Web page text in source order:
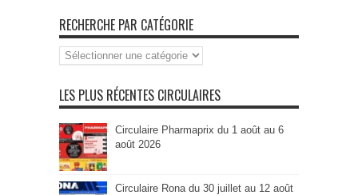
RECHERCHE PAR CATÉGORIE
Recherche
par
LES PLUS RÉCENTES CIRCULAIRES
Circulaire Pharmaprix du 1 août au 6
août 2026
Circulaire Rona du 30 juillet au 12 août